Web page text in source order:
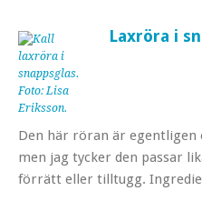
Laxröra i
Den här röran är
men jag tycker den passar
förrätt eller tilltugg.